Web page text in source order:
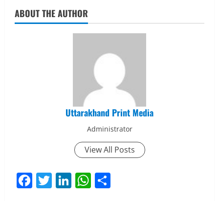
ABOUT THE AUTHOR
Uttarakhand Print Media
Administrator
View All Posts
Facebook
Twitter
LinkedIn
WhatsApp